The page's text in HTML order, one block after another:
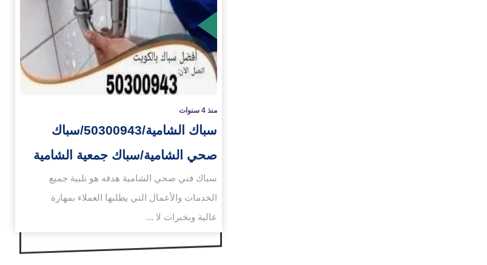
منذ 4 سنوات
سباك الشامية/50300943/سباك
صحي الشامية/سباك جمعية الشامية
سباك فني صحي الشامية هدفه هو تلبية جميع
الخدمات والأعمال التي يطلبها العملاء بمهارة
عالية وبخبرات لا ...